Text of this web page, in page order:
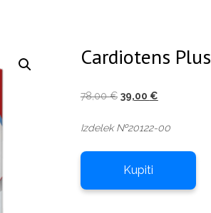
Cardiotens Plus
78,00€ Izvirna
je
bila:
78,00 €.
39,00 €Trenutna
je:
39,00 €.
Izdelek №20122-00
Kupiti